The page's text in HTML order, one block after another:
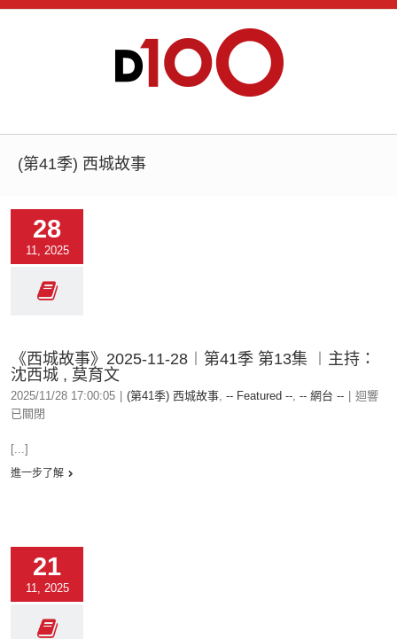
(第41季) 西城故事
28
11, 2025
《西城故事》2025-11-28︱第41季 第13集 ︱主持：
沈西城 , 莫育文
2025/11/28 17:00:05 (第41季) 西城故事, -- Featured --, -- 網台 --
迴響
已關閉
[...]
進一步了解
21
11, 2025